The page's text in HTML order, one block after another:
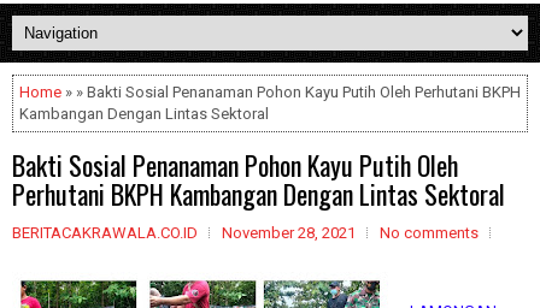
Home » » Bakti Sosial Penanaman Pohon Kayu Putih Oleh Perhutani BKPH
Kambangan Dengan Lintas Sektoral
Bakti Sosial Penanaman Pohon Kayu Putih Oleh
Perhutani BKPH Kambangan Dengan Lintas Sektoral
BERITACAKRAWALA.CO.ID November 28, 2021 No comments